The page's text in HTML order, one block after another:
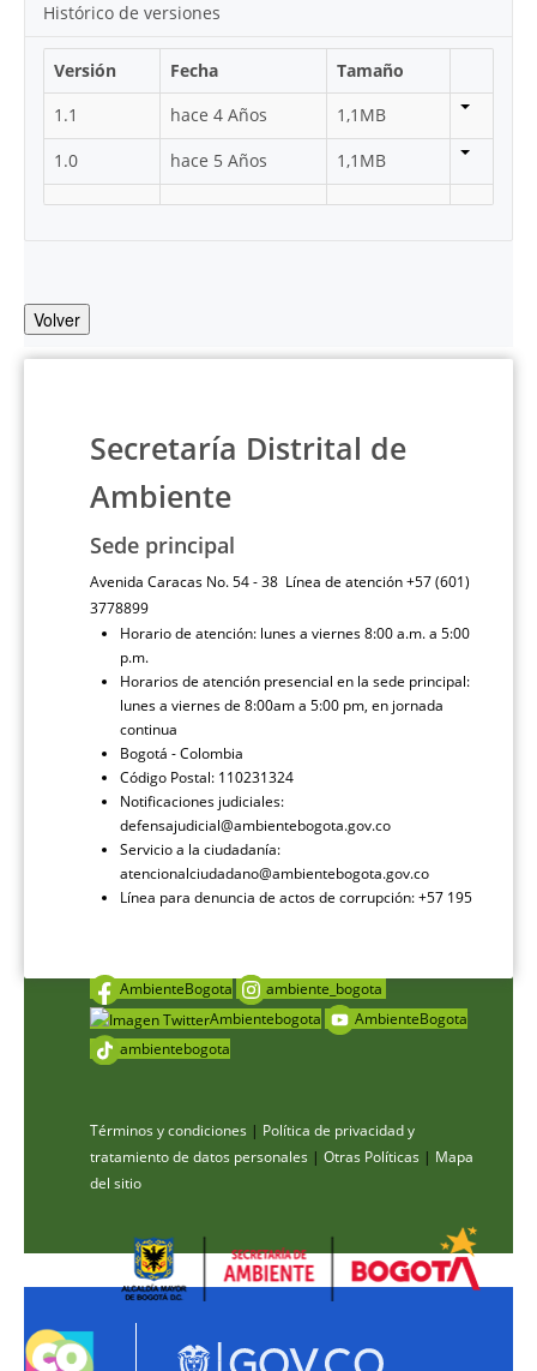
Histórico de versiones
Versión Fecha
Tamaño
1.1
hace 4 Años
1,1MB
1.0
hace 5 Años 1,1MB
Volver
Secretaría Distrital de
Ambiente
Sede principal
Avenida Caracas No. 54 - 38 Línea de atención +57 (601)
3778899
Horario de atención: lunes a viernes 8:00 a.m. a 5:00
p.m.
Horarios de atención presencial en la sede principal:
lunes a viernes de 8:00am a 5:00 pm, en jornada
continua
Bogotá - Colombia
Código Postal: 110231324
Notificaciones judiciales:
defensajudicial@ambientebogota.gov.co
Servicio a la ciudadanía:
atencionalciudadano@ambientebogota.gov.co
Línea para denuncia de actos de corrupción: +57 195
AmbienteBogota
ambiente_bogota
Ambientebogota
AmbienteBogota
ambientebogota
Términos y condiciones | Política de privacidad y
tratamiento de datos personales | Otras Políticas | Mapa
del sitio